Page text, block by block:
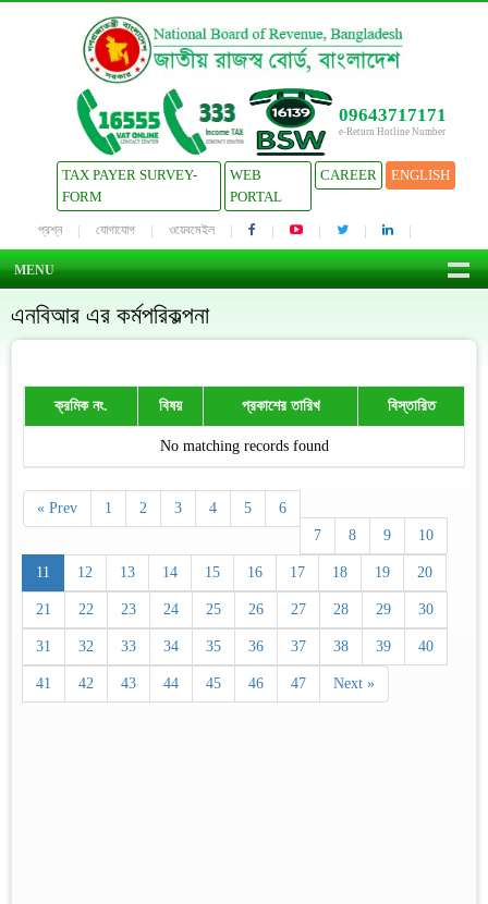
09643717171
e-Return Hotline Number
TAX PAYER SURVEY-
FORM
WEB
PORTAL
CAREER ENGLISH
প্রশ্ন যোগাযোগ ওয়েবমেইল
MENU
এনবিআর এর কর্মপরিকল্পনা
ক্রমিক নং. বিষয় প্রকাশের তারিখ বিস্তারিত
No matching records found
« Prev 1 2 3 4 5
6
7
8 9 10
11 12 13 14 15 16 17 18 19 20
21 22 23 24 25 26 27 28 29 30
31 32 33 34 35 36 37 38 39 40
41 42 43 44 45 46 47 Next »